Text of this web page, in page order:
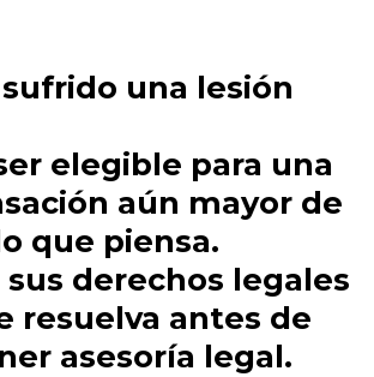
sufrido una lesión
elegible para una
aún mayor de
que piensa.
sus derechos legales
resuelva antes de
asesoría legal.